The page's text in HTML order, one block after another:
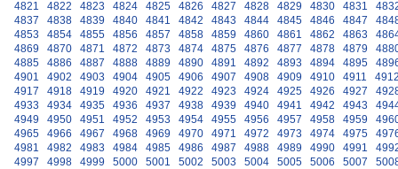
4821
4822 4823 4824 4825 4826 4827 4828 4829 4830 4831
4837
4838 4839 4840 4841 4842 4843 4844 4845 4846 4847
4853
4854 4855 4856 4857 4858 4859 4860 4861 4862 4863
4869
4870 4871 4872 4873 4874 4875 4876 4877 4878 4879
4885
4886 4887 4888 4889 4890 4891 4892 4893 4894 4895
4901
4902 4903 4904 4905 4906 4907 4908 4909 4910 4911
4917
4918 4919 4920 4921 4922 4923 4924 4925 4926 4927
4933
4934 4935 4936 4937 4938 4939 4940 4941 4942 4943
4949
4950 4951 4952 4953 4954 4955 4956 4957 4958 4959
4965
4966 4967 4968 4969 4970 4971 4972 4973 4974 4975
4981
4982 4983 4984 4985 4986 4987 4988 4989 4990 4991
4997
4998 4999 5000 5001 5002 5003 5004 5005 5006 5007